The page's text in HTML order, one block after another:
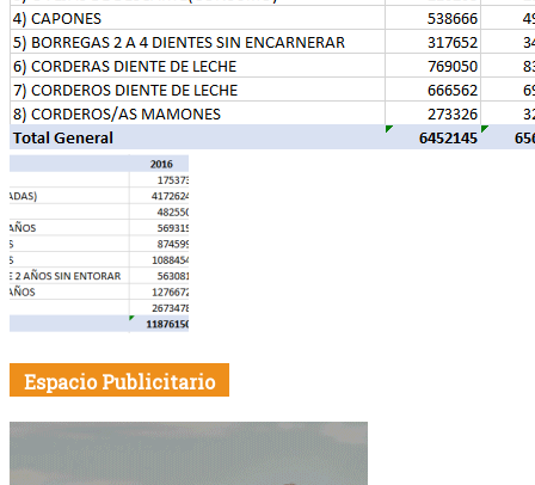
Espacio Publicitario